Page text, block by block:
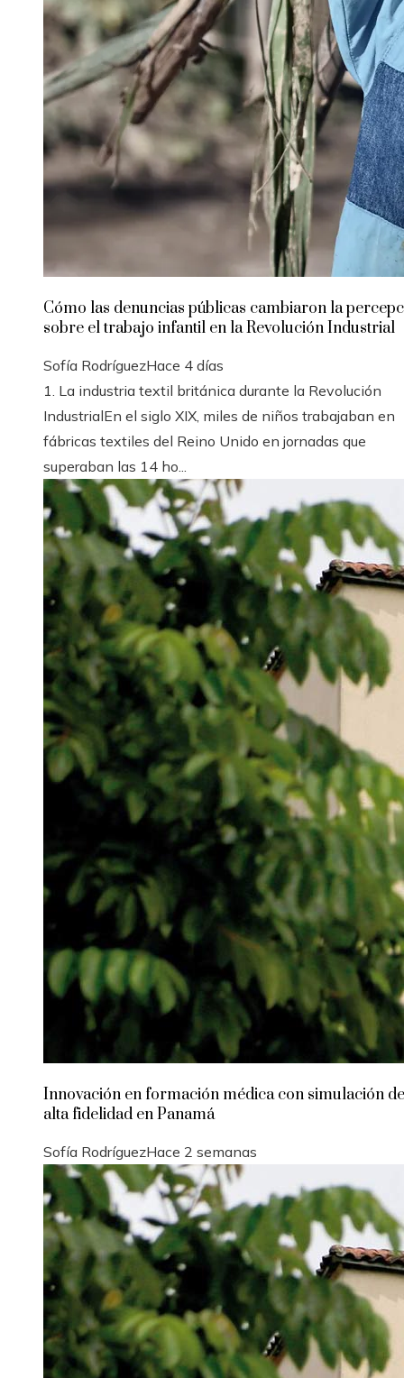
Cómo las denuncias públicas cambiaron la
sobre el trabajo infantil en la Revolución Industrial
Sofía RodríguezHace 4 días
1. La industria textil británica durante la Revolución
IndustrialEn el siglo XIX, miles de niños trabajaban en
fábricas textiles del Reino Unido en jornadas que
superaban las 14 ho...
Innovación en formación médica con simulación de
alta fidelidad en Panamá
Sofía RodríguezHace 2 semanas